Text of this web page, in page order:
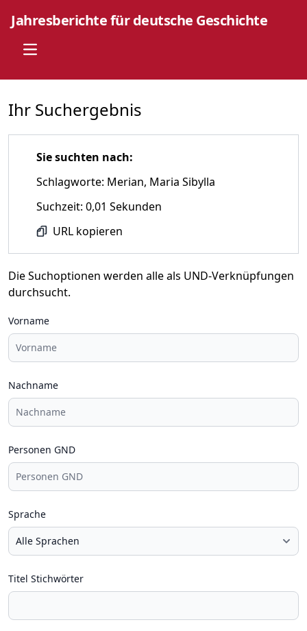
Jahresberichte für deutsche Geschichte
Open main menu
Ihr Suchergebnis
Sie suchten nach:
Schlagworte: Merian, Maria Sibylla
Suchzeit: 0,01 Sekunden
URL kopieren
Die Suchoptionen werden alle als UND-Verknüpfungen
durchsucht.
Vorname
Nachname
Personen GND
Sprache
Titel Stichwörter